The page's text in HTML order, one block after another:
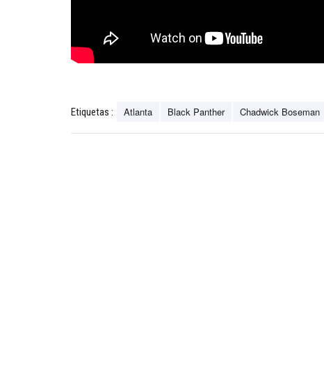
Etiquetas : Atlanta Black Panther Chadwick Boseman